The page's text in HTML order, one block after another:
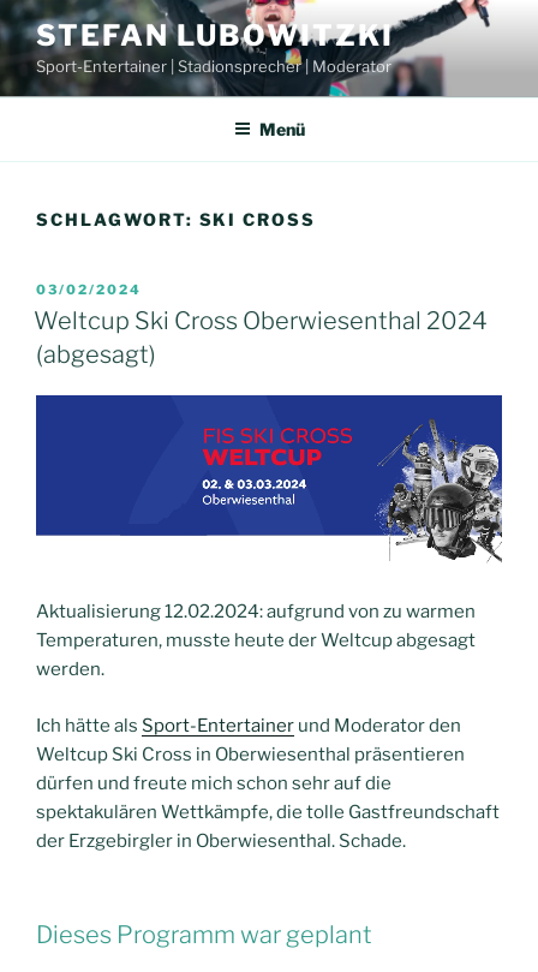
Zum
Inhalt
springen
STEFAN LUBOWITZKI
Sport-Entertainer | Stadionsprecher | Moderator
Menü
SCHLAGWORT: SKI CROSS
VERÖFFENTLICHT
AM
03/02/2024
Weltcup Ski Cross Oberwiesenthal 2024
(abgesagt)
Aktualisierung 12.02.2024: aufgrund von zu warmen
Temperaturen, musste heute der Weltcup abgesagt
werden.
Ich hätte als Sport-Entertainer und Moderator den
Weltcup Ski Cross in Oberwiesenthal präsentieren
dürfen und freute mich schon sehr auf die
spektakulären Wettkämpfe, die tolle Gastfreundschaft
der Erzgebirgler in Oberwiesenthal. Schade.
Dieses Programm war geplant